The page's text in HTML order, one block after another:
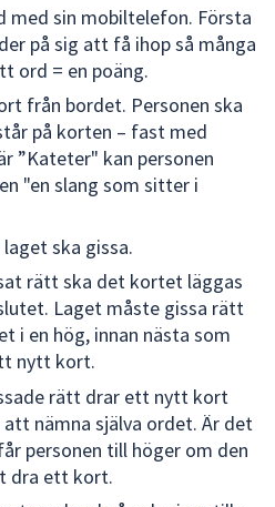
med sin mobiltelefon. Första
på sig att få ihop så många
ord = en poäng.
från bordet. Personen ska
på korten – fast med
”Kateter" kan personen
"en slang som sitter i
ska gissa.
rätt ska det kortet läggas
Laget måste gissa rätt
i en hög, innan nästa som
nytt kort.
rätt drar ett nytt kort
nämna själva ordet. Är det
personen till höger om den
dra ett kort.